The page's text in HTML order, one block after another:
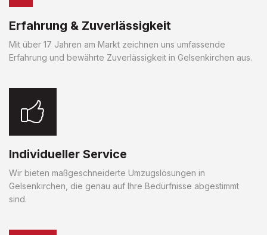
Erfahrung & Zuverlässigkeit
Mit über 17 Jahren am Markt zeichnen uns umfassende
Erfahrung und bewährte Zuverlässigkeit in Gelsenkirchen aus.
Individueller Service
Wir bieten maßgeschneiderte Umzugslösungen in
Gelsenkirchen, die genau auf Ihre Bedürfnisse abgestimmt
sind.